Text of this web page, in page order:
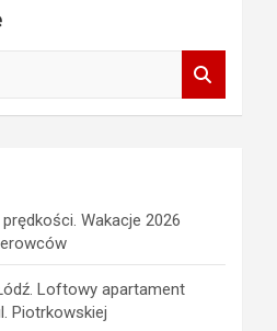
Wakacje 2026
Loftowy apartament
Piotrkowskiej